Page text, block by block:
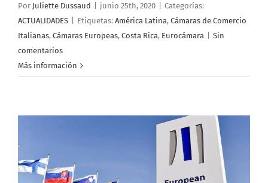
Por Juliette Dussaud junio 25th, 2020
Categorías:
ACTUALIDADES
Etiquetas: América Latina, Cámaras de Comercio
Italianas, Cámaras Europeas, Costa Rica, Eurocámara
Sin
comentarios
Más información